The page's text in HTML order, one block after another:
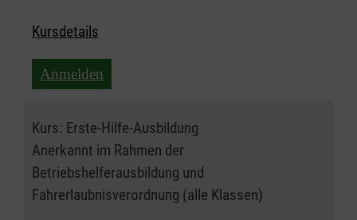
Kursdetails
Anmelden
Kurs: Erste-Hilfe-Ausbildung
Anerkannt im Rahmen der
Betriebshelferausbildung und
Fahrerlaubnisverordnung (alle Klassen)